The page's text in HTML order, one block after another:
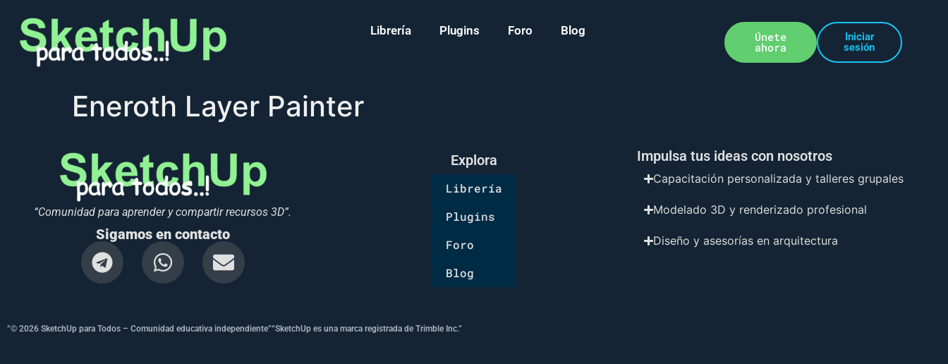
Librería Plugins Foro Blog Únete
ahora
Iniciar
sesión
Eneroth Layer Painter
“Comunidad para aprender y compartir recursos 3D”.
Sigamos en contacto
Explora
Librería
Plugins
Foro
Blog
Impulsa tus ideas con nosotros
Capacitación personalizada y talleres grupales
Modelado 3D y renderizado profesional
Diseño y asesorías en arquitectura
“© 2026 SketchUp para Todos – Comunidad educativa independiente”“SketchUp es una marca registrada de Trimble Inc.”